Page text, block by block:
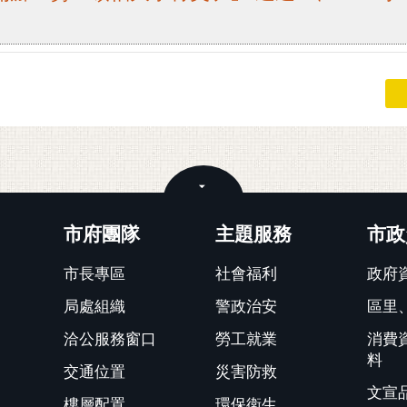
市府團隊
市長專區
局處組織
洽公服務窗口
交通位置
主題服務
社會福利
警政治安
勞工就業
災害防救
市
政府
區里
消費
料
文宣